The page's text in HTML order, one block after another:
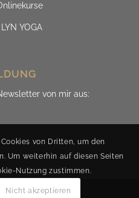
YOGA
von mir aus:
Fischereder
von Dritten, um den
Um weiterhin auf diesen Seiten
Nutzung zustimmen.
Nicht akzeptieren